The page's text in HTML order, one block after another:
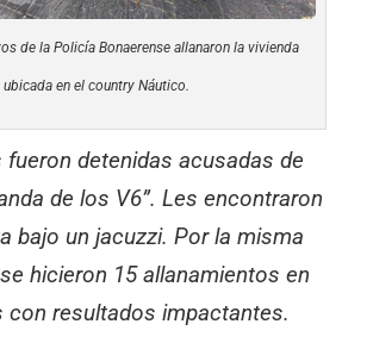
de la Policía Bonaerense allanaron la vivienda
ubicada en el country Náutico.
detenidas acusadas de
de los V6”. Les encontraron
bajo un jacuzzi. Por la misma
hicieron 15 allanamientos en
resultados impactantes.